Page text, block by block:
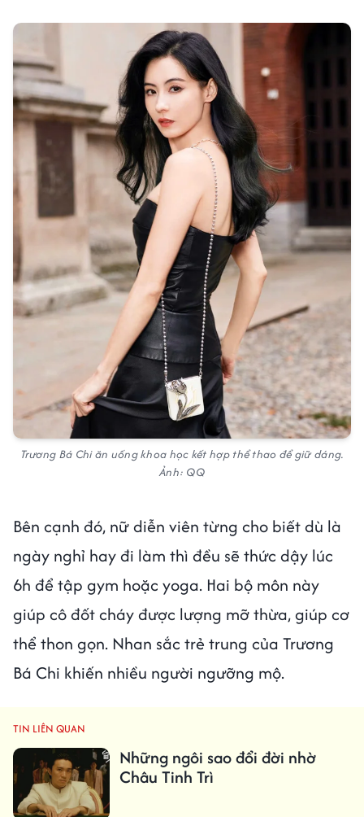
Trương Bá Chi ăn uống khoa học kết hợp thể thao để giữ dáng.
Ảnh: QQ
Bên cạnh đó, nữ diễn viên từng cho biết dù là
ngày nghỉ hay đi làm thì đều sẽ thức dậy lúc
6h để tập gym hoặc yoga. Hai bộ môn này
giúp cô đốt cháy được lượng mỡ thừa, giúp cơ
thể thon gọn. Nhan sắc trẻ trung của Trương
Bá Chi khiến nhiều người ngưỡng mộ.
TIN LIÊN QUAN
Những ngôi sao đổi đời nhờ
Châu Tinh Trì